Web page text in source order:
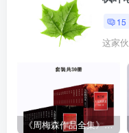
15
这家
《周梅森作品全集》[共30册]